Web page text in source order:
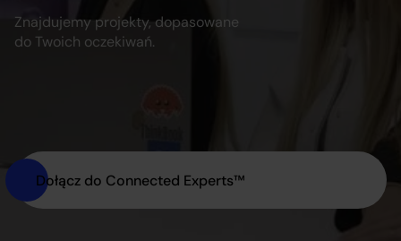
Znajdujemy projekty, dopasowane
do Twoich oczekiwań.
Dołącz do Connected Experts™